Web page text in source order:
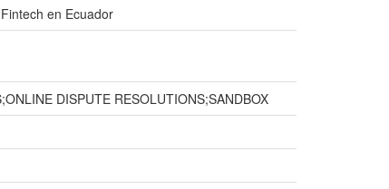
en Ecuador
DISPUTE RESOLUTIONS;SANDBOX